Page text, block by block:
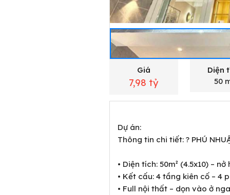
Giá
7,98 tỷ
Diện
50
Dự án:
Thông tin chi tiết: ? PHÚ
• Diện tích: 50m² (4.5x10) –
• Kết cấu: 4 tầng kiên cố – 4
• Full nội thất – dọn vào ở